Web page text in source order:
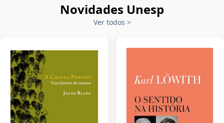
Novidades Unesp
Ver todos >